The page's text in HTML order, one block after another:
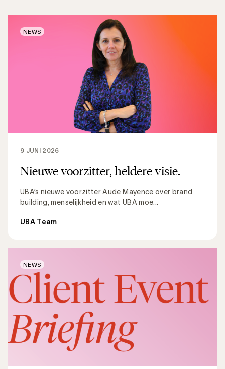
Nieuwe voorzitter, heldere visie.
UBA’s nieuwe voorzitter Aude Mayence over brand
building, menselijkheid en wat UBA moe...
9 JUNI 2026
UBA Team
NEWS
NEWS